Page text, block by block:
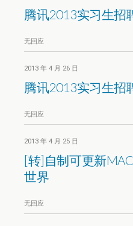
腾讯2013实习生招
无回应
2013 年 4 月 26 日
腾讯2013实习生招
无回应
2013 年 4 月 25 日
[转]自制可更新
世界
无回应